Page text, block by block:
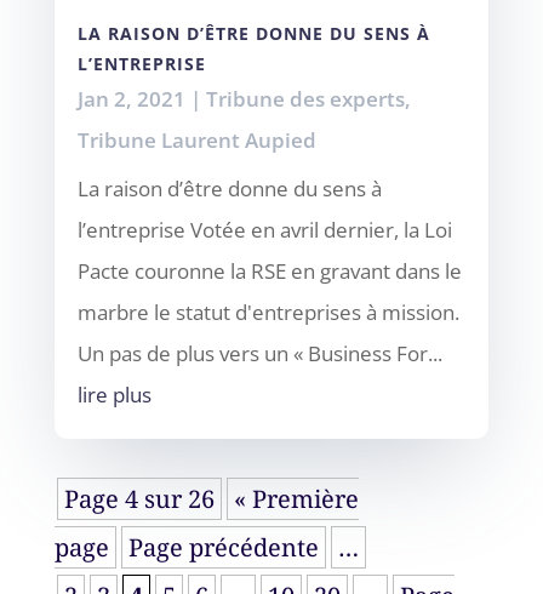
LA RAISON D’ÊTRE DONNE DU SENS À
L’ENTREPRISE
Jan 2, 2021 | Tribune des experts,
Tribune Laurent Aupied
La raison d’être donne du sens à
l’entreprise Votée en avril dernier, la Loi
Pacte couronne la RSE en gravant dans le
marbre le statut d'entreprises à mission.
Un pas de plus vers un « Business For...
lire plus
Page 4 sur 26
« Première
page
Page précédente
…